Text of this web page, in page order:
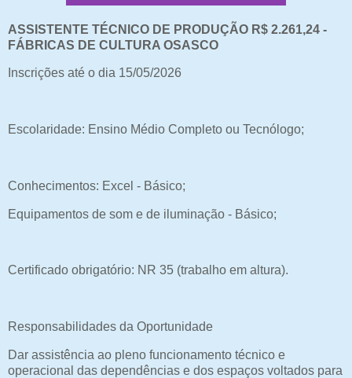
ASSISTENTE TÉCNICO DE PRODUÇÃO R$ 2.261,24 -
FÁBRICAS DE CULTURA OSASCO
Inscrições até o dia 15/05/2026
Escolaridade: Ensino Médio Completo ou Tecnólogo;
Conhecimentos: Excel - Básico;
Equipamentos de som e de iluminação - Básico;
Certificado obrigatório: NR 35 (trabalho em altura).
Responsabilidades da Oportunidade
Dar assistência ao pleno funcionamento técnico e
operacional das dependências e dos espaços voltados para